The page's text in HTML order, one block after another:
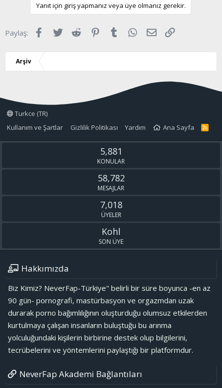
r
Yanıt için giriş yapmanız veya üye olmanız gerekir.
Paylaş: Facebook
Twitter Reddit Pinterest
Tumblr WhatsApp
E-posta
Arşiv
Turkce (TR)
Kullanım ve Şartlar
Gizlilik Politikası Yardım Ana Sayfa
R
S
5,881
KONULAR
58,782
MESAJLAR
7,018
ÜYELER
Kohl
SON ÜYE
Hakkımızda
Biz Kimiz? NeverFap-Türkiye" belirli bir süre boyunca -en az
90 gün- pornografi, mastürbasyon ve orgazmdan uzak
durarak porno bağımlılığının oluşturduğu olumsuz etkilerden
kurtulmaya çalışan insanların buluştuğu bu arınma
yolculuğundaki kişilerin birbirine destek olup bilgilerini,
tecrübelerini ve yöntemlerini paylaştığı bir platformdur.
NeverFap Akademi Bağlantıları